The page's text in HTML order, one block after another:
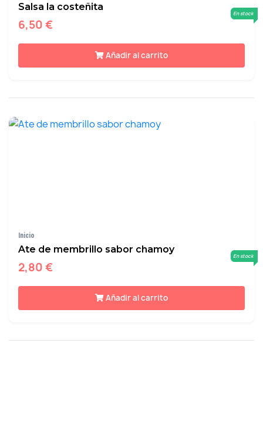
Salsa la costeñita
6,50 €
En stock
Añadir al carrito
Inicio
Ate de membrillo sabor chamoy
2,80 €
En stock
Añadir al carrito